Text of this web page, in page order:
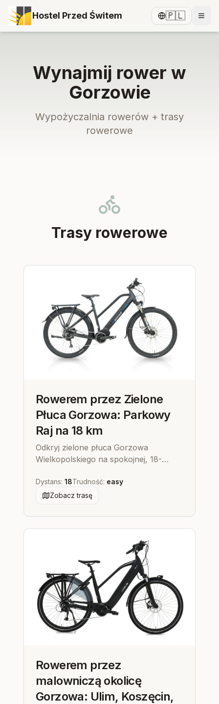
Hostel Przed Świtem 🇵🇱
Wynajmij rower w
Gorzowie
Wypożyczalnia rowerów + trasy
rowerowe
Trasy rowerowe
Rowerem przez Zielone
Płuca Gorzowa: Parkowy
Raj na 18 km
Odkryj zielone płuca Gorzowa
Wielkopolskiego na spokojnej, 18-
jego najpiękniejsze parki. Idealna
propozycja dla każdego, kto szuka
relaksu i kontaktu z naturą.
Dystans: 18Trudność: easy
Zobacz trasę
Rowerem przez
malowniczą okolicę
Gorzowa: Ulim, Koszęcin,